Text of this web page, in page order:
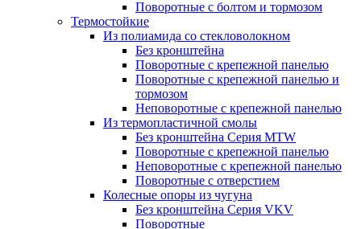
Поворотные с болтом и тормозом
Термостойкие
Из полиамида со стекловолокном
Без кронштейна
Поворотные с крепежной панелью
Поворотные с крепежной панелью и
тормозом
Неповоротные с крепежной панелью
Из термопластичной смолы
Без кронштейна Серия MTW
Поворотные с крепежной панелью
Неповоротные с крепежной панелью
Поворотные с отверстием
Колесные опоры из чугуна
Без кронштейна Серия VKV
Поворотные